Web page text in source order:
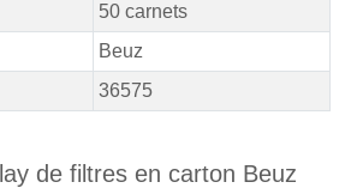
50 carnets
Beuz
36575
de filtres en carton Beuz